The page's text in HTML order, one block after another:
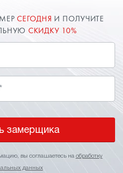
СЕГОДНЯ И ПОЛУЧИТЕ
СКИДКУ 10%
замерщика
вы соглашаетесь на обработку
данных